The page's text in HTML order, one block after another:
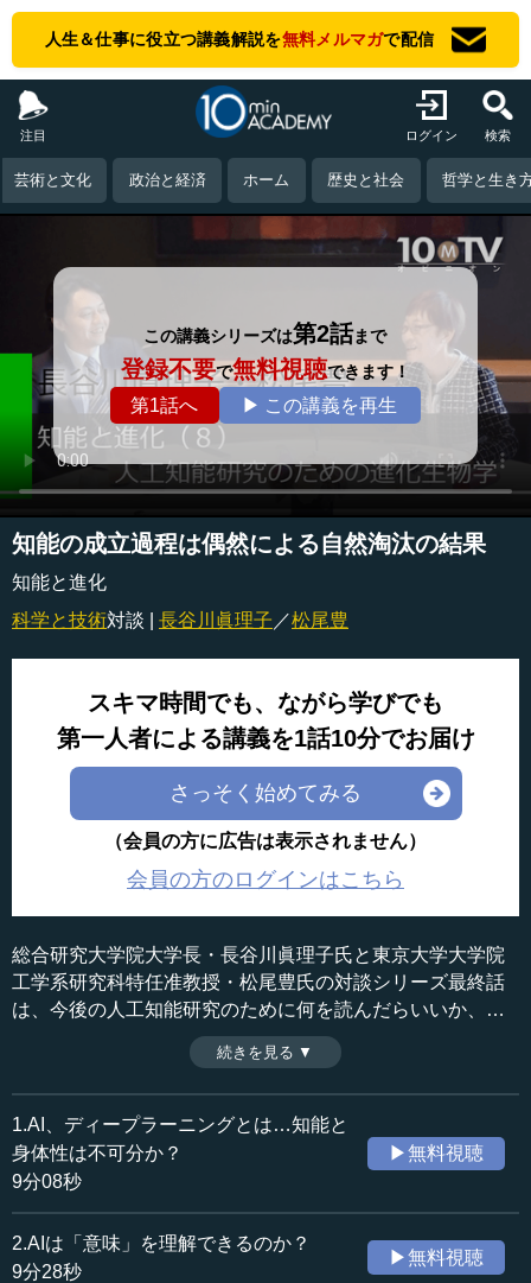
人生＆仕事に役立つ講義解説を無料メルマガで配信
注目 ログイン 検索
芸術と文化 政治と経済 ホーム 歴史と社会 哲学と生き
この講義シリーズは第2話まで
登録不要で無料視聴できます！
第1話へ ▶ この講義を再生
知能の成立過程は偶然による自然淘汰の結果
知能と進化
科学と技術対談 | 長谷川眞理子 ／松尾豊
スキマ時間でも、ながら学びでも
第一人者による講義を1話10分でお届け
さっそく始めてみる
（会員の方に広告は表示されません）
会員の方のログインはこちら
総合研究大学院大学長・長谷川眞理子氏と東京大学大学院
工学系研究科特任准教授・松尾豊氏の対談シリーズ最終話
は、今後の人工知能研究のために何を読んだらいいか、長
谷川氏の勧めるものから話が始まった。人工知能研究と進
化生物学が交わる点は、最終的にどこに求められるだろう
か。（全8話中第8話）
収録日：2018年4月9日
追加日：2018年7月29日
カテゴリー：
科学技術
≪全文≫
●「レレバンス理論」は認知の在り方を考える際に有
続きを見る ▼
1.AI、ディープラーニングとは…知能と
身体性は不可分か？
9分08秒
▶無料視聴
2.AIは「意味」を理解できるのか？
9分28秒
▶無料視聴